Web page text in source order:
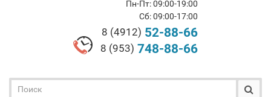
Пн-Пт: 09:00-19:00
Сб: 09:00-17:00
8 (4912) 52-88-66
8 (953) 748-88-66